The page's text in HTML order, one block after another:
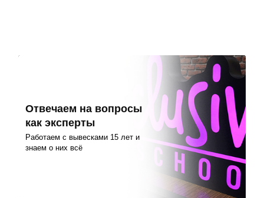
Отвечаем на вопросы
как эксперты
Работаем с вывесками 15 лет и
знаем о них всё